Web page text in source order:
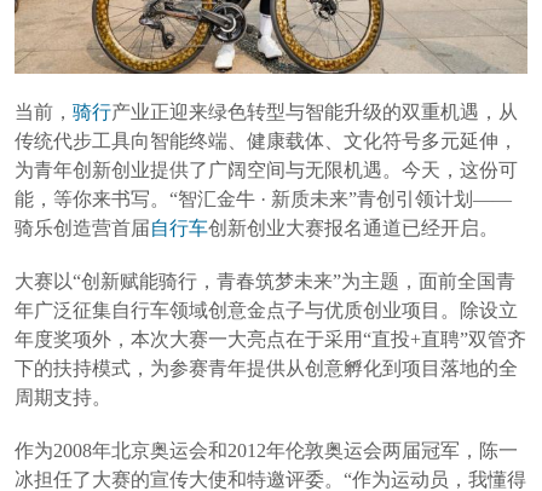
当前， 骑行产业正迎来绿色转型与智能升级的双重机遇，从
传统代步工具向智能终端、健康载体、文化符号多元延伸，
为青年创新创业提供了广阔空间与无限机遇。今天，这份可
能，等你来书写。“智汇金牛 · 新质未来”青创引领计划——
骑乐创造营首届自行车创新创业大赛报名通道已经开启。
大赛以“创新赋能骑行，青春筑梦未来”为主题，面前全国青
年广泛征集自行车领域创意金点子与优质创业项目。除设立
年度奖项外，本次大赛一大亮点在于采用“直投+直聘”双管齐
下的扶持模式，为参赛青年提供从创意孵化到项目落地的全
周期支持。
作为2008年北京奥运会和2012年伦敦奥运会两届冠军，陈一
冰担任了大赛的宣传大使和特邀评委。“作为运动员，我懂得